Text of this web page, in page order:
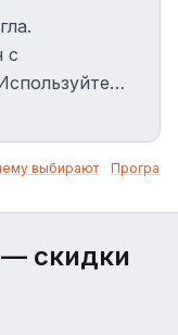
с
сайте
выбирают ·
— скидки